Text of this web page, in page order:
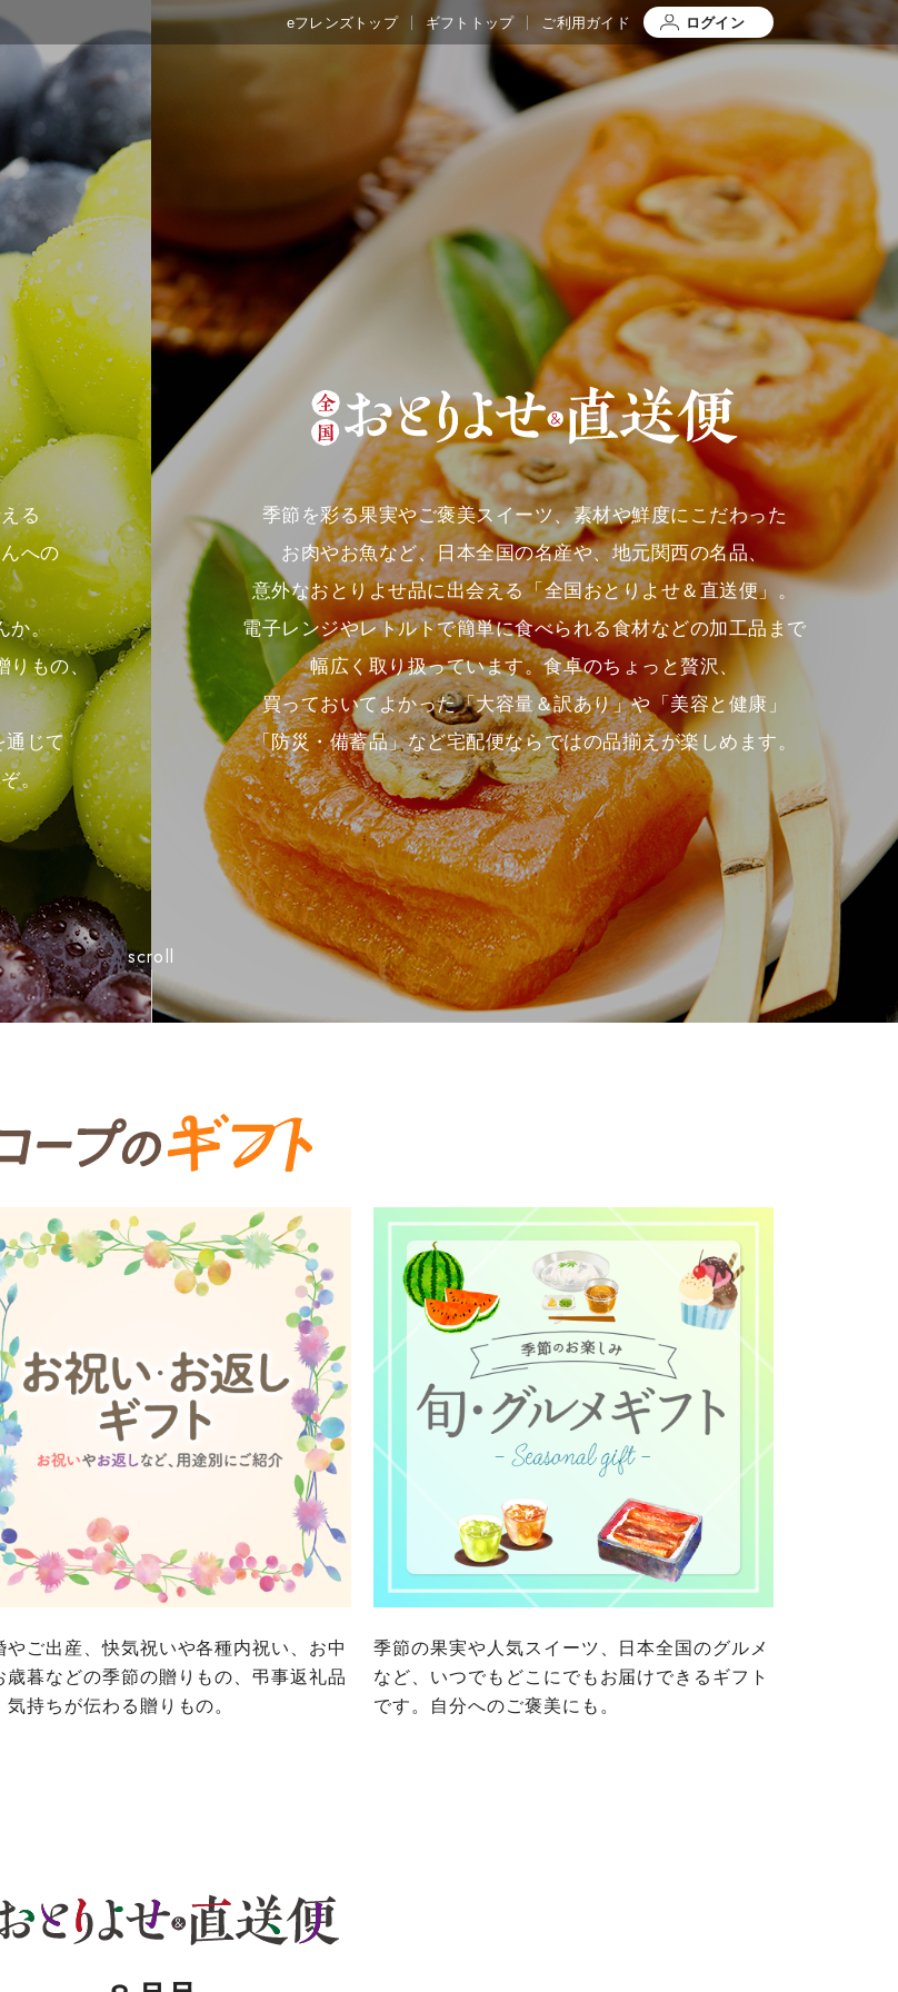
eフレンズトップ ギフトトップ ご利用ガイド ログイン
る
への
か。
もの、
通じて
。
季節を彩る果実やご褒美スイーツ、素材や鮮度にこだわった
お肉やお魚など、日本全国の名産や、地元関西の名品、
意外なおとりよせ品に出会える「全国おとりよせ＆直送便」。
電子レンジやレトルトで簡単に食べられる食材などの加工品まで
幅広く取り扱っています。食卓のちょっと贅沢、
買っておいてよかった「大容量＆訳あり」や「美容と健康」
「防災・備蓄品」など宅配便ならではの品揃えが楽しめます。
scroll
やご出産、快気祝いや各種内祝い、お中
歳暮などの季節の贈りもの、弔事返礼品
気持ちが伝わる贈りもの。
季節の果実や人気スイーツ、日本全国のグルメ
など、いつでもどこにでもお届けできるギフト
です。自分へのご褒美にも。
利用規約・ご利用規程）について
コープきんき事業連合が運営しています。ご自身が加入されている生協が定
。なお、クチコミ投稿については、利用約款の細則として規定されています。
ずみ市民生協 わかやま市民生協
情報保護方針について
コープきんき事業連合が運営しています。お預かりしている個人情報につい
人情報保護方針」にもどづいて、コープ事業連合が適切に管理をおこなってい
保護方針」については各生協のボタンをクリックしてご確認ください。
京都生協 ならコープ おおさかパルコープ
引法に基づく表記について
コープきんき事業連合が運営しています。販売責任者は、それぞれご利用の
」については各生協のボタンをクリックしてご確認ください。
京都生協 ならコープ おおさかパルコープ
ずみ市民生協